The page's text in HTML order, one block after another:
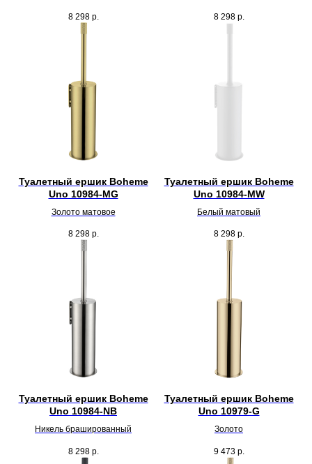
8 298 р. 8 298 р.
Туалетный ершик Boheme
Uno 10984-MG
Золото матовое
8 298 р.
Туалетный ершик Boheme
Uno 10984-MW
Белый матовый
8 298 р.
Туалетный ершик Boheme
Uno 10984-NB
Никель брашированный
8 298 р.
Туалетный ершик Boheme
Uno 10979-G
Золото
9 473 р.